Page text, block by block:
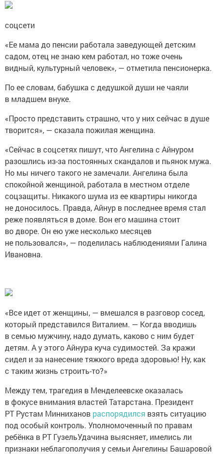
соцсети
«Ее мама до пенсии работала заведующей детским
садом, отец не знаю кем работал, но тоже очень
видный, культурный человек», — отметила пенсионерка.
По ее словам, бабушка с дедушкой души не чаяли
в младшем внуке.
«Просто представить страшно, что у них сейчас в душе
творится», — сказала пожилая женщина.
«Сейчас в соцсетях пишут, что Ангелина с Айнуром
разошлись из-за постоянных скандалов и пьянок мужа.
Но мы ничего такого не замечали. Ангелина была
спокойной женщиной, работала в местном отделе
соцзащиты. Никакого шума из ее квартиры никогда
не доносилось. Правда, Айнур в последнее время стал
реже появляться в доме. Вон его машина стоит
во дворе. Он ею уже несколько месяцев
не пользовался», — поделилась наблюдениями Галина
Ивановна.
«Все идет от женщины, — вмешался в разговор сосед,
который представился Виталием. — Когда вводишь
в семью мужчину, надо думать, каково с ним будет
детям. А у этого Айнура куча судимостей. За кражи
сидел и за нанесение тяжкого вреда здоровью! Ну, как
с таким жизнь строить-то?»
Между тем, трагедия в Менделеевске оказалась
в фокусе внимания властей Татарстана. Президент
РТ Рустам Минниханов распорядился взять ситуацию
под особый контроль. Уполномоченный по правам
ребёнка в РТ ГузельУдачина выясняет, имелись ли
признаки неблагополучия у семьи Ангелины Башаровой